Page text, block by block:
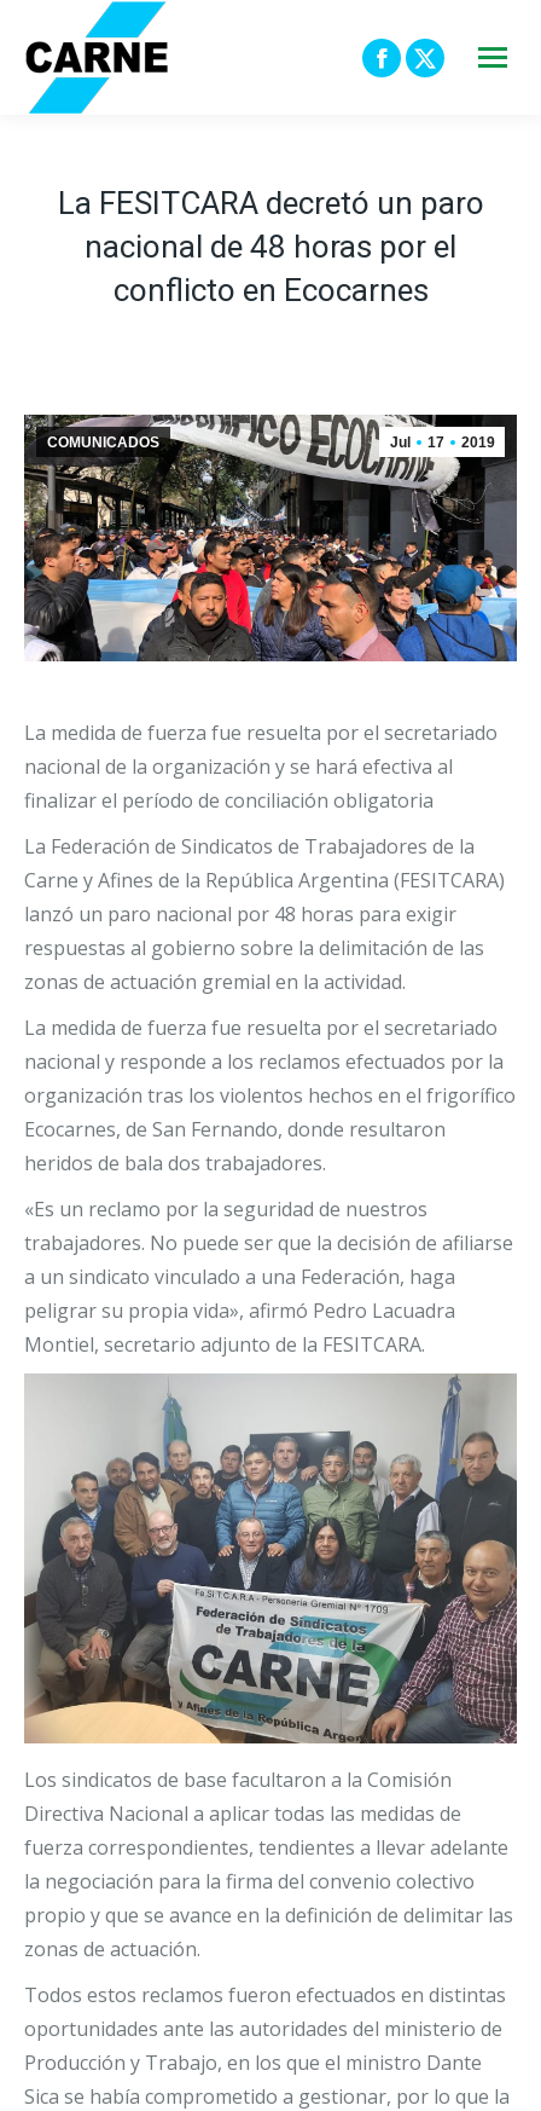
Facebook
in
window
X
in
new
La FESITCARA decretó un paro
nacional de 48 horas por el
conflicto en Ecocarnes
Jul 17 2019
COMUNICADOS
La medida de fuerza fue resuelta por el secretariado
nacional de la organización y se hará efectiva al
finalizar el período de conciliación obligatoria
La Federación de Sindicatos de Trabajadores de la
Carne y Afines de la República Argentina (FESITCARA)
lanzó un paro nacional por 48 horas para exigir
respuestas al gobierno sobre la delimitación de las
zonas de actuación gremial en la actividad.
La medida de fuerza fue resuelta por el secretariado
nacional y responde a los reclamos efectuados por la
organización tras los violentos hechos en el frigorífico
Ecocarnes, de San Fernando, donde resultaron
heridos de bala dos trabajadores.
«Es un reclamo por la seguridad de nuestros
trabajadores. No puede ser que la decisión de afiliarse
a un sindicato vinculado a una Federación, haga
peligrar su propia vida», afirmó Pedro Lacuadra
Montiel, secretario adjunto de la FESITCARA.
Los sindicatos de base facultaron a la Comisión
Directiva Nacional a aplicar todas las medidas de
fuerza correspondientes, tendientes a llevar adelante
la negociación para la firma del convenio colectivo
propio y que se avance en la definición de delimitar las
zonas de actuación.
Todos estos reclamos fueron efectuados en distintas
oportunidades ante las autoridades del ministerio de
Producción y Trabajo, en los que el ministro Dante
Sica se había comprometido a gestionar, por lo que la